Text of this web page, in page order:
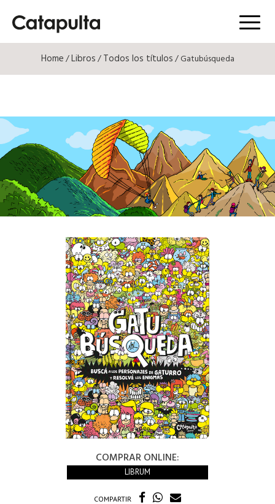
Menú
Home/Libros/Todos los títulos/ Gatubúsqueda
COMPRAR ONLINE:
LIBRUM
COMPARTIR